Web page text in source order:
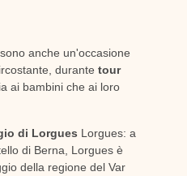
anche un'occasione
durante tour
ai bambini che ai loro
di Lorgues Lorgues: a
di Berna, Lorgues è
della regione del Var